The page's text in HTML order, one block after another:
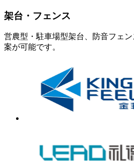
架台・フェンス
営農型・駐車場型架台、防音フェ
案が可能です。